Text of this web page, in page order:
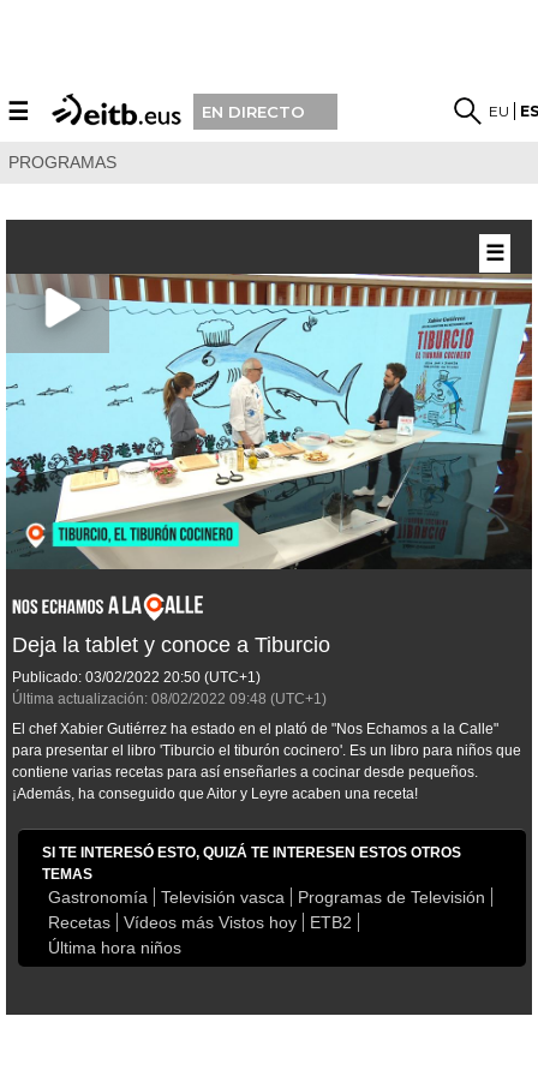
☰ EN DIRECTO EU
PROGRAMAS
Deja la tablet y conoce a Tiburcio
Publicado: 03/02/2022 20:50 (UTC+1)
Última actualización: 08/02/2022 09:48 (UTC+1)
El chef Xabier Gutiérrez ha estado en el plató de "Nos Echamos a la Calle"
para presentar el libro 'Tiburcio el tiburón cocinero'. Es un libro para niños que
contiene varias recetas para así enseñarles a cocinar desde pequeños.
¡Además, ha conseguido que Aitor y Leyre acaben una receta!
SI TE INTERESÓ ESTO, QUIZÁ TE INTERESEN ESTOS OTROS
TEMAS
Gastronomía Televisión vasca
Programas de Televisión
Recetas
Vídeos más Vistos hoy
ETB2
Última hora niños
☰